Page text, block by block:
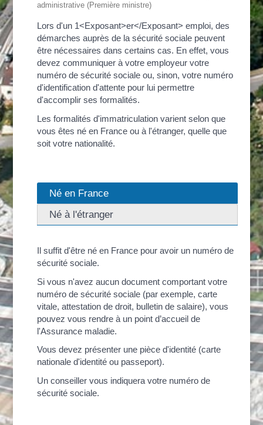
administrative (Première ministre)
Lors d'un 1<Exposant>er</Exposant> emploi, des
démarches auprès de la sécurité sociale peuvent
être nécessaires dans certains cas. En effet, vous
devez communiquer à votre employeur votre
numéro de sécurité sociale ou, sinon, votre numéro
d'identification d'attente pour lui permettre
d'accomplir ses formalités.
Les formalités d'immatriculation varient selon que
vous êtes né en France ou à l'étranger, quelle que
soit votre nationalité.
Né en France
Né à l'étranger
Il suffit d'être né en France pour avoir un numéro de
sécurité sociale.
Si vous n'avez aucun document comportant votre
numéro de sécurité sociale (par exemple, carte
vitale, attestation de droit, bulletin de salaire), vous
pouvez vous rendre à un point d’accueil de
l'Assurance maladie.
Vous devez présenter une pièce d'identité (carte
nationale d'identité ou passeport).
Un conseiller vous indiquera votre numéro de
sécurité sociale.